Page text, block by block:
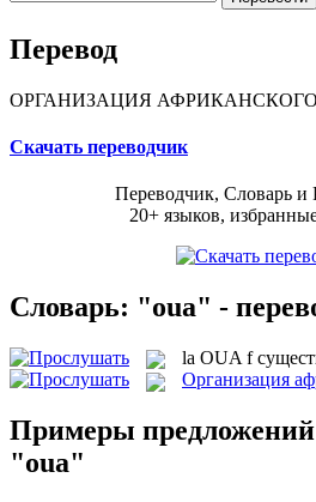
Перевод
ОРГАНИЗАЦИЯ
Скачать переводчик
Переводчик, Словарь и
20+ языков,
Словарь: "oua" -
la OUA f
Организация
Примеры предложений
"oua"